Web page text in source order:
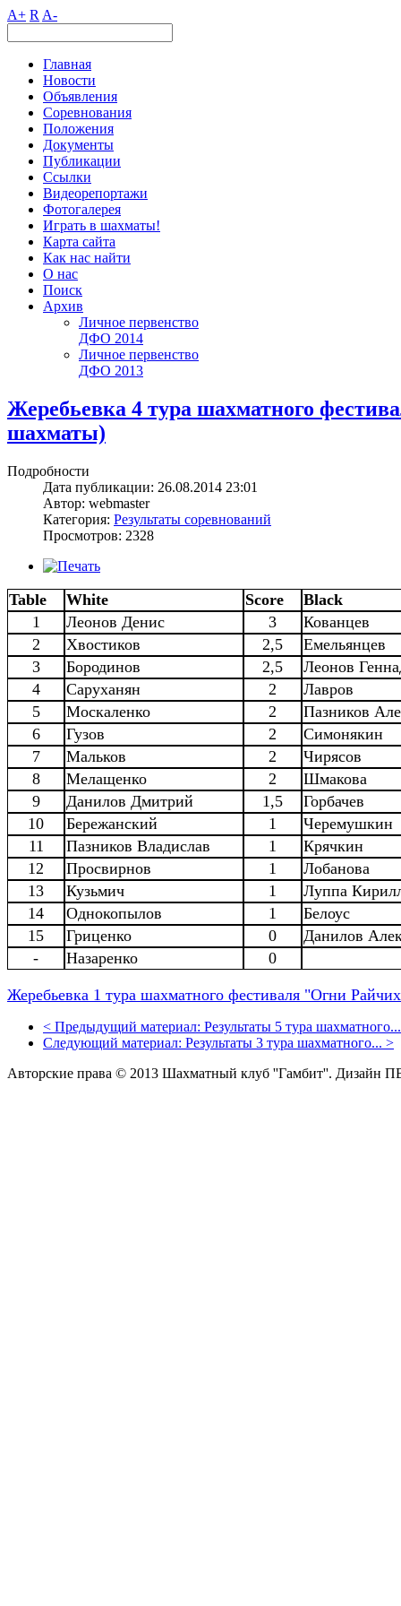
A+ R A-
Главная
Новости
Объявления
Соревнования
Положения
Документы
Публикации
Ссылки
Видеорепортажи
Фотогалерея
Играть в шахматы!
Карта сайта
Как нас найти
О нас
Поиск
Архив
Личное первенство
ДФО 2014
Личное первенство
ДФО 2013
Жеребьевка 4 тура шахматного
шахматы)
Подробности
Дата публикации: 26.08.2014 23:01
Автор: webmaster
Категория: Результаты соревнований
Просмотров: 2328
Table White Score
Black
1
Леонов Денис 3
Кованцев
2
Хвостиков 2,5
Емельянцев
3
Бородинов 2,5
Леонов
4
Саруханян 2
Лавров
5
Москаленко 2
Пазников
6
Гузов 2
Симонякин
7
Мальков 2
Чирясов
8
Мелащенко 2
Шмакова
9
Данилов Дмитрий 1,5
Горбачев
10
Бережанский 1
Черемушкин
11
Пазников Владислав 1
Крячкин
12
Просвирнов 1
Лобанова
13
Кузьмич 1
Луппа
14
Однокопылов 1
Белоус
15
Гриценко 0
Данилов
-
Назаренко 0
Жеребьевка 1 тура шахматного фестиваля "Огни
< Предыдущий материал: Результаты 5 тура шахматного...
Следующий материал: Результаты 3 тура шахматного... >
Авторские права © 2013 Шахматный клуб ''Гамбит''. Дизайн